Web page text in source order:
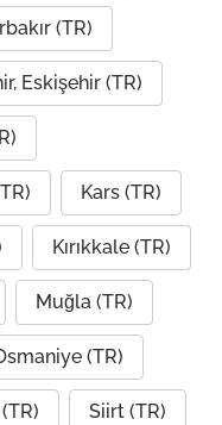
(TR)
Eskişehir (TR)
Kars (TR)
Kırıkkale (TR)
Muğla (TR)
(TR)
Siirt (TR)